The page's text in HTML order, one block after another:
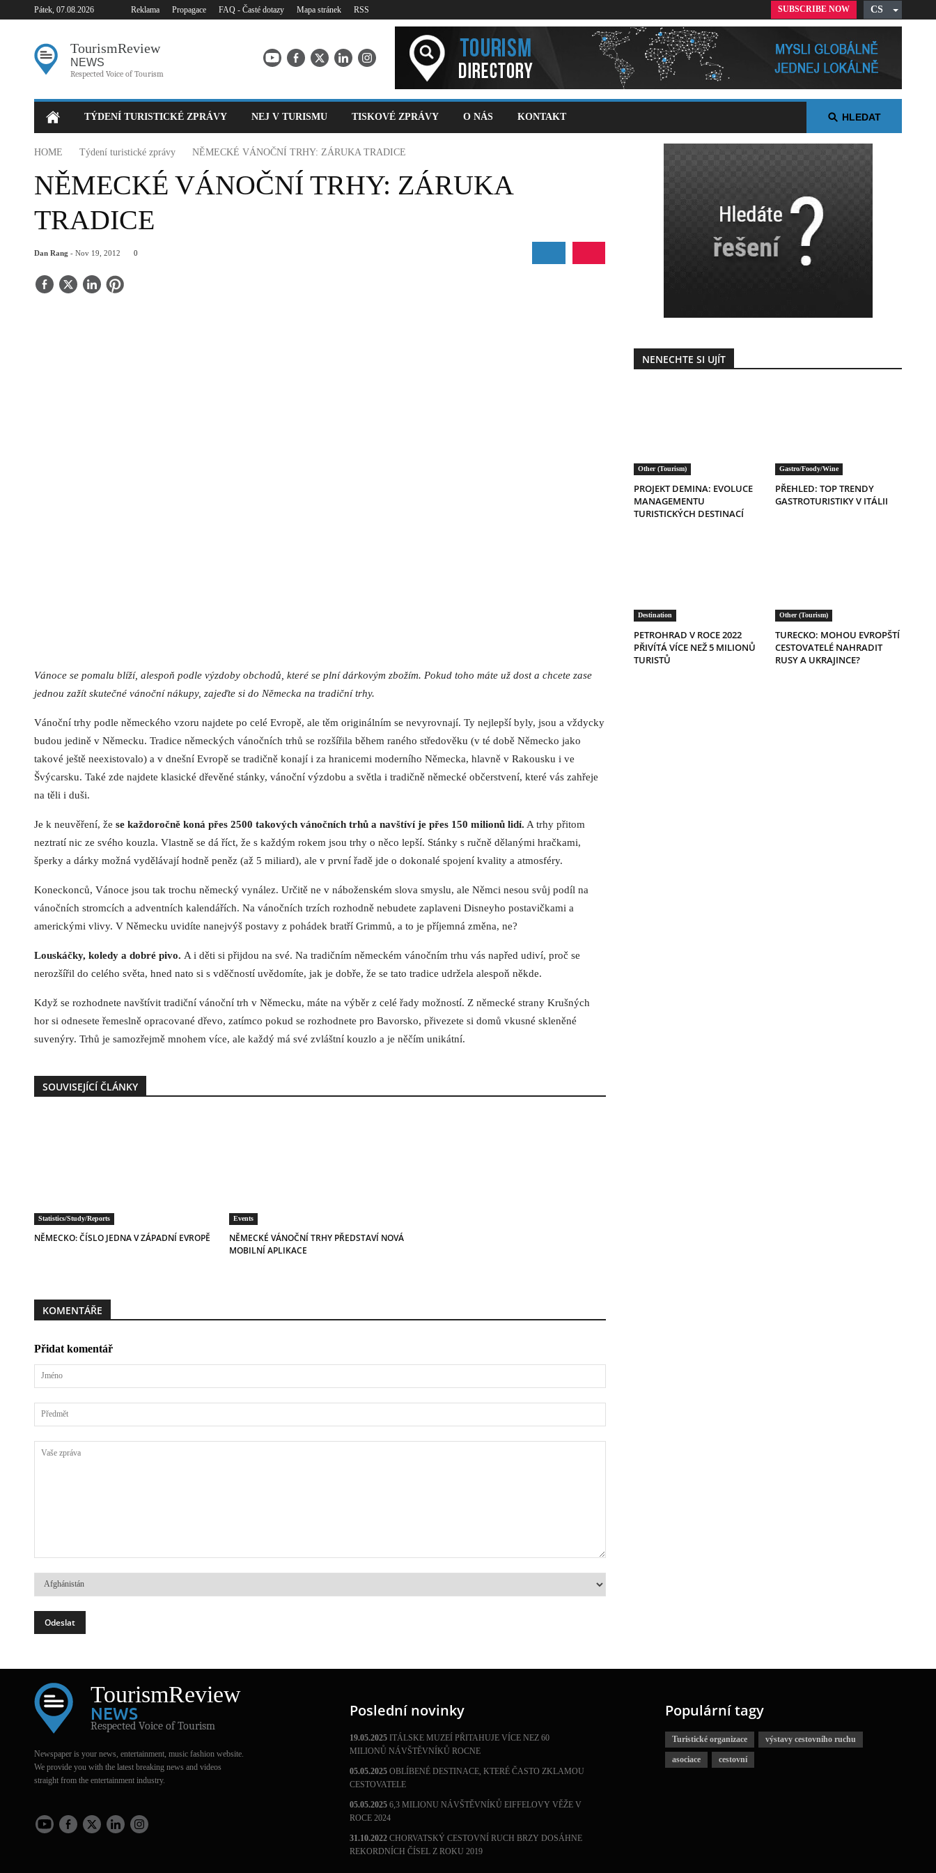
Pátek, 07.08.2026 Reklama Propagace FAQ - Časté dotazy Mapa stránek RSS CS
English
German
Russian
Polish
French
SUBSCRIBE NOW
TourismReview
NEWS
Respected Voice of Tourism
TÝDENÍ TURISTICKÉ ZPRÁVY NEJ V TURISMU TISKOVÉ ZPRÁVY O NÁS KONTAKT HLEDAT
HOME Týdení turistické zprávy NĚMECKÉ VÁNOČNÍ TRHY: ZÁRUKA TRADICE
NĚMECKÉ VÁNOČNÍ TRHY: ZÁRUKA
TRADICE
Dan Rang - Nov 19, 2012 0
Vánoce se pomalu blíží, alespoň podle výzdoby obchodů, které se plní dárkovým zbožím. Pokud toho máte už dost a chcete zase
jednou zažít skutečné vánoční nákupy, zajeďte si do Německa na tradiční trhy.
Vánoční trhy podle německého vzoru najdete po celé Evropě, ale těm originálním se nevyrovnají. Ty nejlepší byly, jsou a vždycky
budou jedině v Německu. Tradice německých vánočních trhů se rozšířila během raného středověku (v té době Německo jako
takové ještě neexistovalo) a v dnešní Evropě se tradičně konají i za hranicemi moderního Německa, hlavně v Rakousku i ve
Švýcarsku. Také zde najdete klasické dřevěné stánky, vánoční výzdobu a světla i tradičně německé občerstvení, které vás zahřeje
na těli i duši.
Je k neuvěření, že se každoročně koná přes 2500 takových vánočních trhů a navštíví je přes 150 milionů lidí. A trhy přitom
neztratí nic ze svého kouzla. Vlastně se dá říct, že s každým rokem jsou trhy o něco lepší. Stánky s ručně dělanými hračkami,
šperky a dárky možná vydělávají hodně peněz (až 5 miliard), ale v první řadě jde o dokonalé spojení kvality a atmosféry.
Koneckonců, Vánoce jsou tak trochu německý vynález. Určitě ne v náboženském slova smyslu, ale Němci nesou svůj podíl na
vánočních stromcích a adventních kalendářích. Na vánočních trzích rozhodně nebudete zaplaveni Disneyho postavičkami a
americkými vlivy. V Německu uvidíte nanejvýš postavy z pohádek bratří Grimmů, a to je příjemná změna, ne?
Louskáčky, koledy a dobré pivo. A i děti si přijdou na své. Na tradičním německém vánočním trhu vás napřed udiví, proč se
nerozšířil do celého světa, hned nato si s vděčností uvědomíte, jak je dobře, že se tato tradice udržela alespoň někde.
Když se rozhodnete navštívit tradiční vánoční trh v Německu, máte na výběr z celé řady možností. Z německé strany Krušných
hor si odnesete řemeslně opracované dřevo, zatímco pokud se rozhodnete pro Bavorsko, přivezete si domů vkusné skleněné
suvenýry. Trhů je samozřejmě mnohem více, ale každý má své zvláštní kouzlo a je něčím unikátní.
SOUVISEJÍCÍ ČLÁNKY
Statistics/Study/Reports
NĚMECKO: ČÍSLO JEDNA V ZÁPADNÍ EVROPĚ
Events
NĚMECKÉ VÁNOČNÍ TRHY PŘEDSTAVÍ NOVÁ
MOBILNÍ APLIKACE
KOMENTÁŘE
Přidat komentář
Jméno
Předmět
Vaše
zpráva
NENECHTE SI UJÍT
Other (Tourism)
PROJEKT DEMINA: EVOLUCE
MANAGEMENTU
TURISTICKÝCH DESTINACÍ
Gastro/Foody/Wine
PŘEHLED: TOP TRENDY
GASTROTURISTIKY V ITÁLII
Destination
PETROHRAD V ROCE 2022
PŘIVÍTÁ VÍCE NEŽ 5 MILIONŮ
TURISTŮ
Other (Tourism)
TURECKO: MOHOU EVROPŠTÍ
CESTOVATELÉ NAHRADIT
RUSY A UKRAJINCE?
TourismReview
NEWS
Respected Voice of Tourism
Newspaper is your news, entertainment, music fashion website.
We provide you with the latest breaking news and videos
straight from the entertainment industry.
Poslední novinky
19.05.2025ITÁLSKE MUZEÍ PŘITAHUJE VÍCE NEZ 60
MILIONŮ NÁVŠTĚVNÍKŮ ROCNE
05.05.2025OBLÍBENÉ DESTINACE, KTERÉ ČASTO ZKLAMOU
CESTOVATELE
05.05.20256,3 MILIONU NÁVŠTĚVNÍKŮ EIFFELOVY VĚŽE V
ROCE 2024
31.10.2022CHORVATSKÝ CESTOVNÍ RUCH BRZY DOSÁHNE
REKORDNÍCH ČÍSEL Z ROKU 2019
Populární tagy
Turistické organizace výstavy cestovního ruchu
asociace cestovní